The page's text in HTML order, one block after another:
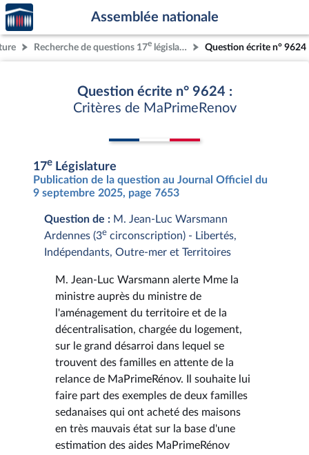
Aller au contenu
Aller en bas de la page
Accèder
à la
page
d'accueil
Assemblée nationale
Recherche de questions 17e législature Question écrite n° 9624
Question écrite n° 9624 :
Critères de MaPrimeRenov
17e Législature
Publication de la question au Journal Officiel du
9 septembre 2025, page 7653
Question de : M. Jean-Luc Warsmann
Ardennes (3e circonscription) - Libertés,
Indépendants, Outre-mer et Territoires
M. Jean-Luc Warsmann alerte Mme la
ministre auprès du ministre de
l'aménagement du territoire et de la
décentralisation, chargée du logement,
sur le grand désarroi dans lequel se
trouvent des familles en attente de la
relance de MaPrimeRénov. Il souhaite lui
faire part des exemples de deux familles
sedanaises qui ont acheté des maisons
en très mauvais état sur la base d'une
estimation des aides MaPrimeRénov